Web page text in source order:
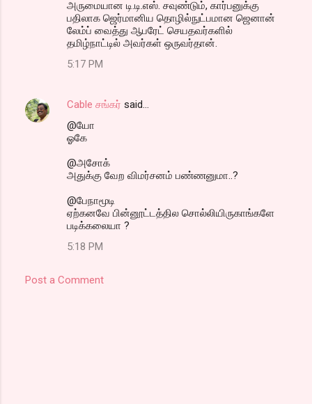
அருமையான டி.டி.எஸ். சவுண்டும், கார்பனுக்கு
பதிலாக ஜெர்மானிய தொழில்நுட்பமான ஜெனான்
லேம்ப் வைத்து ஆபரேட் செயதவர்களில்
தமிழ்நாட்டில் அவர்கள் ஒருவர்தான்.
5:17 PM
Cable சங்கர் said…
@யோ
ஓகே
@அசோக்
அதுக்கு வேற விமர்சனம் பண்ணனுமா..?
@பேநாமூடி
ஏற்கனவே பின்னூட்டத்தில சொல்லியிருகாங்களே
படிக்கலையா ?
5:18 PM
Post a Comment